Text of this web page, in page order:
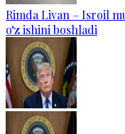
Rimda Livan – Isroil
o‘z ishini boshladi